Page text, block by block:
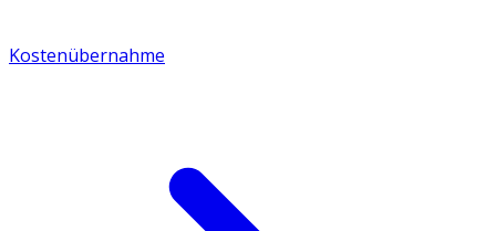
Kostenübernahme